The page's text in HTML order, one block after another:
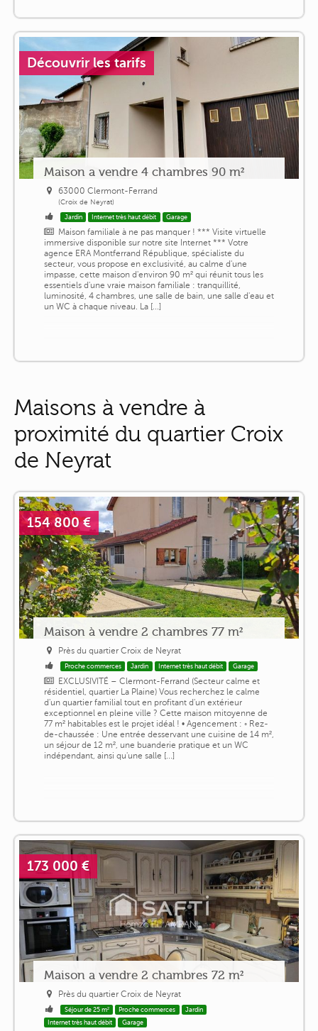
Découvrir les tarifs
Maison a vendre 4 chambres 90 m²
63000 Clermont-Ferrand
(Croix de Neyrat)
Jardin Internet très haut débit Garage
Maison familiale à ne pas manquer ! *** Visite virtuelle
immersive disponible sur notre site Internet *** Votre
agence ERA Montferrand République, spécialiste du
secteur, vous propose en exclusivité, au calme d'une
impasse, cette maison d'environ 90 m² qui réunit tous les
essentiels d'une vraie maison familiale : tranquillité,
luminosité, 4 chambres, une salle de bain, une salle d'eau et
un WC à chaque niveau. La [...]
Maisons à vendre à
proximité du quartier Croix
de Neyrat
154 800 €
Maison à vendre 2 chambres 77 m²
Près du quartier Croix de Neyrat
Proche commerces Jardin Internet très haut débit Garage
EXCLUSIVITÉ – Clermont-Ferrand (Secteur calme et
résidentiel, quartier La Plaine) Vous recherchez le calme
d'un quartier familial tout en profitant d'un extérieur
exceptionnel en pleine ville ? Cette maison mitoyenne de
77 m² habitables est le projet idéal ! • Agencement : ◦ Rez-
de-chaussée : Une entrée desservant une cuisine de 14 m²,
un séjour de 12 m², une buanderie pratique et un WC
indépendant, ainsi qu'une salle [...]
173 000 €
Maison a vendre 2 chambres 72 m²
Près du quartier Croix de Neyrat
Séjour de 25 m² Proche commerces
Jardin
Internet très haut débit
Garage